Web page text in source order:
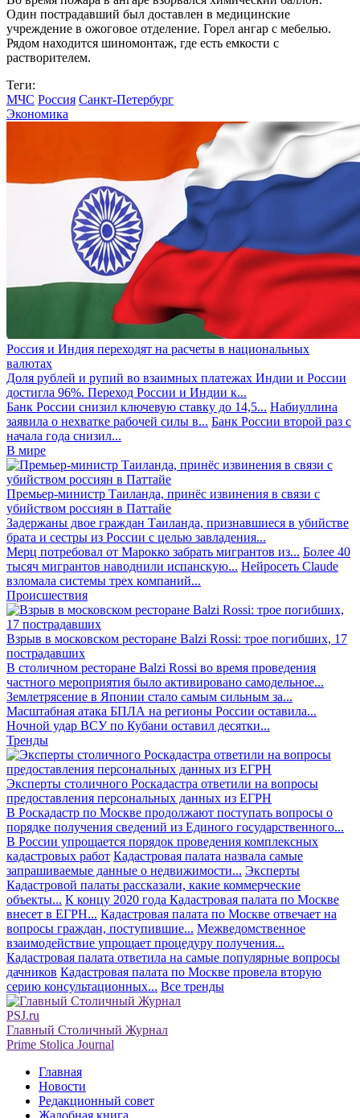
Один пострадавший был доставлен в медицинские
учреждение в ожоговое отделение. Горел ангар с мебелью.
Рядом находится шиномонтаж, где есть емкости с
растворителем.
Теги:
МЧС Россия Санкт-Петербург
Экономика
Россия и Индия переходят на расчеты в национальных
валютах
Доля рублей и рупий во взаимных платежах Индии и России
достигла 96%. Переход России и Индии к...
Банк России снизил ключевую ставку до 14,5... Набиуллина
заявила о нехватке рабочей силы в... Банк России второй раз с
начала года снизил...
В мире
Премьер-министр Таиланда, принёс извинения в связи с
убийством россиян в Паттайе
Задержаны двое граждан Таиланда, признавшиеся в убийстве
брата и сестры из России с целью завладения...
Мерц потребовал от Марокко забрать мигрантов из... Более 40
тысяч мигрантов наводнили испанскую... Нейросеть Claude
взломала системы трех компаний...
Происшествия
Взрыв в московском ресторане Balzi Rossi: трое погибших, 17
пострадавших
В столичном ресторане Balzi Rossi во время проведения
частного мероприятия было активировано самодельное...
Землетрясение в Японии стало самым сильным за...
Масштабная атака БПЛА на регионы России оставила...
Ночной удар ВСУ по Кубани оставил десятки...
Тренды
Эксперты столичного Роскадастра ответили на вопросы
предоставления персональных данных из ЕГРН
В Роскадастр по Москве продолжают поступать вопросы о
порядке получения сведений из Единого государственного...
В России упрощается порядок проведения комплексных
кадастровых работ Кадастровая палата назвала самые
запрашиваемые данные о недвижимости... Эксперты
Кадастровой палаты рассказали, какие коммерческие
объекты... К концу 2020 года Кадастровая палата по Москве
внесет в ЕГРН... Кадастровая палата по Москве отвечает на
вопросы граждан, поступившие... Межведомственное
взаимодействие упрощает процедуру получения...
Кадастровая палата ответила на самые популярные вопросы
дачников Кадастровая палата по Москве провела вторую
серию консультационных... Все тренды
PSJ.ru
Главный Столичный Журнал
Prime Stolica Journal
Главная
Новости
Редакционный совет
Жалобная книга